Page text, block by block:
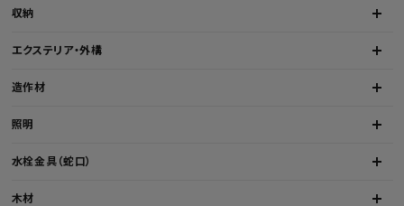
収納
エクステリア・外構
造作材
照明
水栓金具（蛇口）
木材